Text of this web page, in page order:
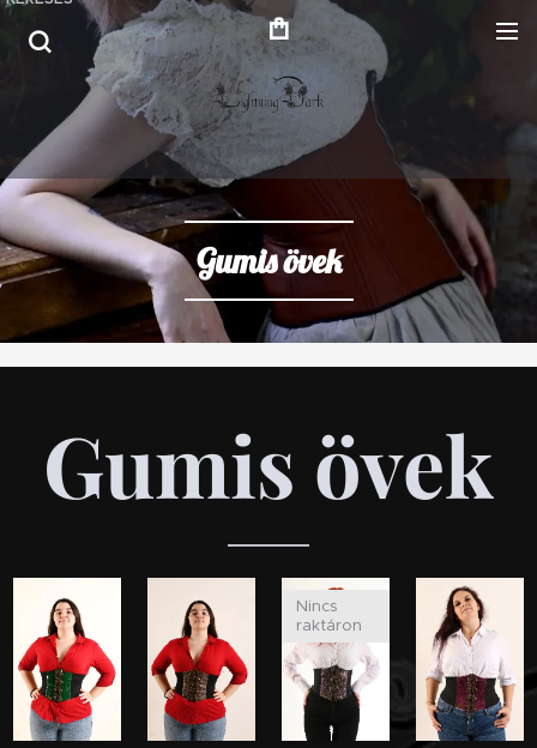
Gumis övek
Gumis övek
Nincs
raktáron